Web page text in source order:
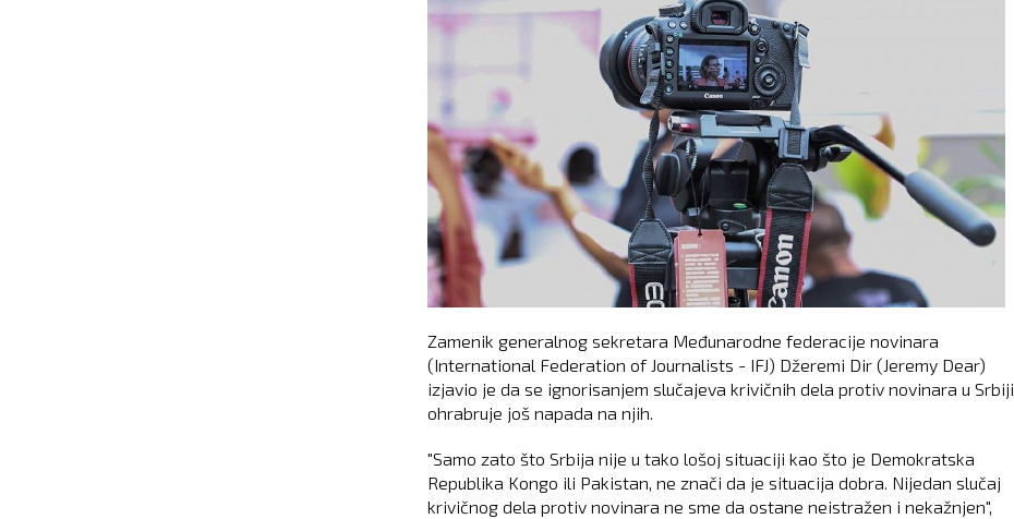
Zamenik generalnog sekretara Međunarodne federacije novinara
(International Federation of Journalists - IFJ) Džeremi Dir (Jeremy Dear)
izjavio je da se ignorisanjem slučajeva krivičnih dela protiv novinara u Srbiji
ohrabruje još napada na njih.
"Samo zato što Srbija nije u tako lošoj situaciji kao što je Demokratska
Republika Kongo ili Pakistan, ne znači da je situacija dobra. Nijedan slučaj
krivičnog dela protiv novinara ne sme da ostane neistražen i nekažnjen",